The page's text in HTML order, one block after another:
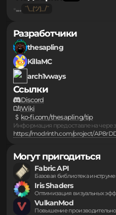
▪Моды
▪Серверы
▪Подборки
▪...
Разработчики
thesapling
KillaMC
Ссылки
Discord
Wiki
ko-fi.com/thesapling/tip
Информация предоставлена
https://modrinth.com/project/
Обратная связь